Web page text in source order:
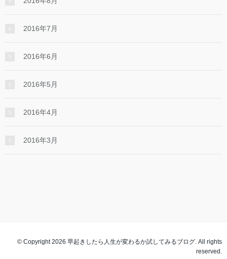
2016年7月
2016年6月
2016年5月
2016年4月
2016年3月
© Copyright 2026 早起きしたら人生が変わるか試してみるブログ. All rights
reserved.